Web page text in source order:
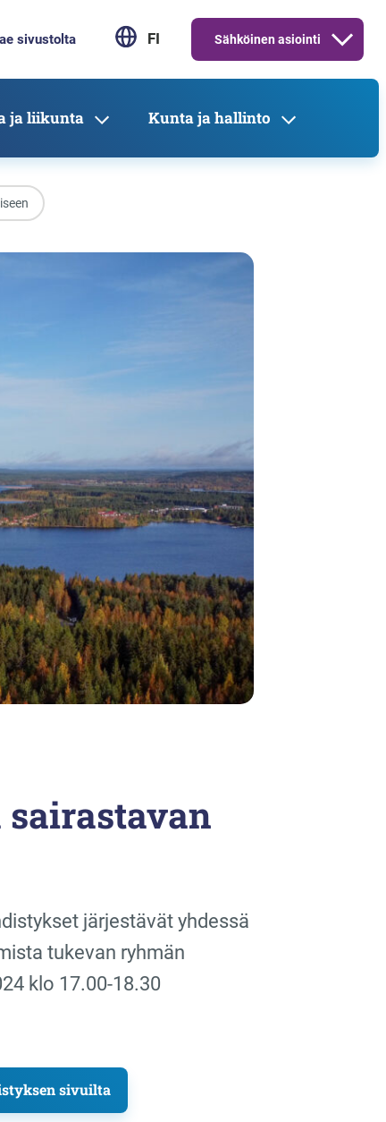
FI Sähköinen asiointi
ja liikunta Kunta ja hallinto
järjestävät yhdessä
tukevan ryhmän
klo 17.00-18.30
sivuilta